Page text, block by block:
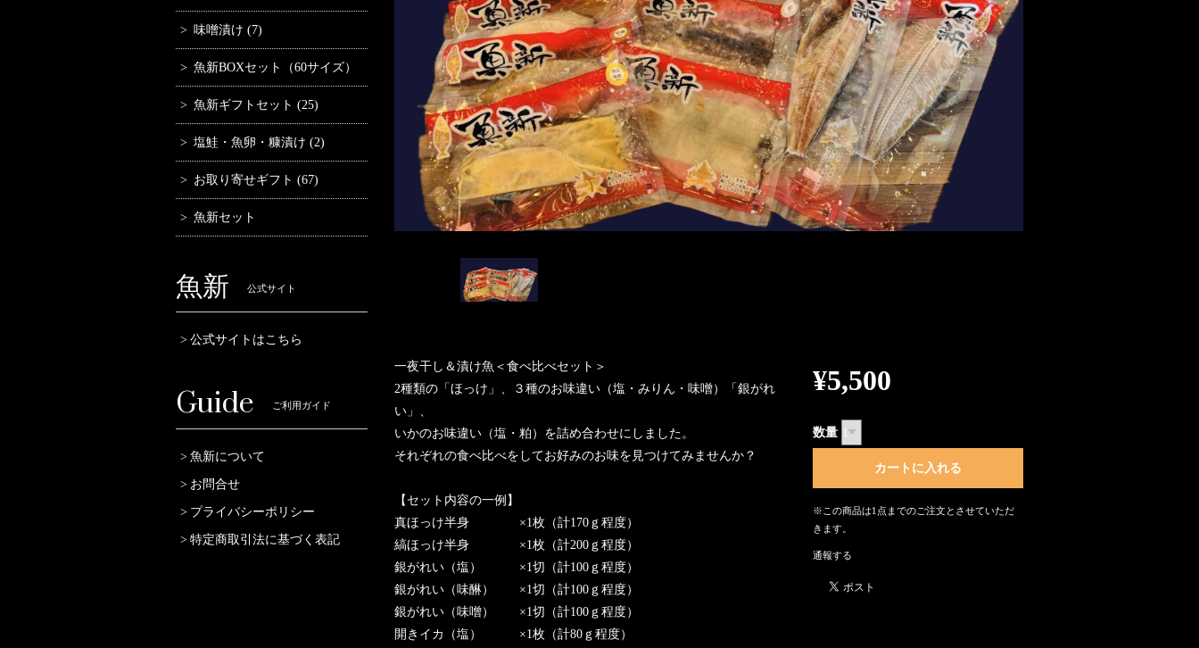
一夜干し＆漬け魚＜食べ比べセット＞
2種類の「ほっけ」、３種のお味違い（塩・みりん・味噌）「銀がれ
い」、
いかのお味違い（塩・粕）を詰め合わせにしました。
それぞれの食べ比べをしてお好みのお味を見つけてみませんか？
【セット内容の一例】
真ほっけ半身 ×1枚（計170ｇ程度）
縞ほっけ半身 ×1枚（計200ｇ程度）
銀がれい（塩） ×1切（計100ｇ程度）
銀がれい（味醂） ×1切（計100ｇ程度）
銀がれい（味噌） ×1切（計100ｇ程度）
開きイカ（塩） ×1枚（計80ｇ程度）
¥5,500
数量
※この商品は1点までのご注文とさせていただ
きます。
通報する
味噌漬け (7)
魚新BOXセット（60サイズ）
魚新ギフトセット (25)
塩鮭・魚卵・糠漬け (2)
お取り寄せギフト (67)
魚新セット
魚新 公式サイト
公式サイトはこちら
Guide ご利用ガイド
魚新について
お問合せ
プライバシーポリシー
特定商取引法に基づく表記